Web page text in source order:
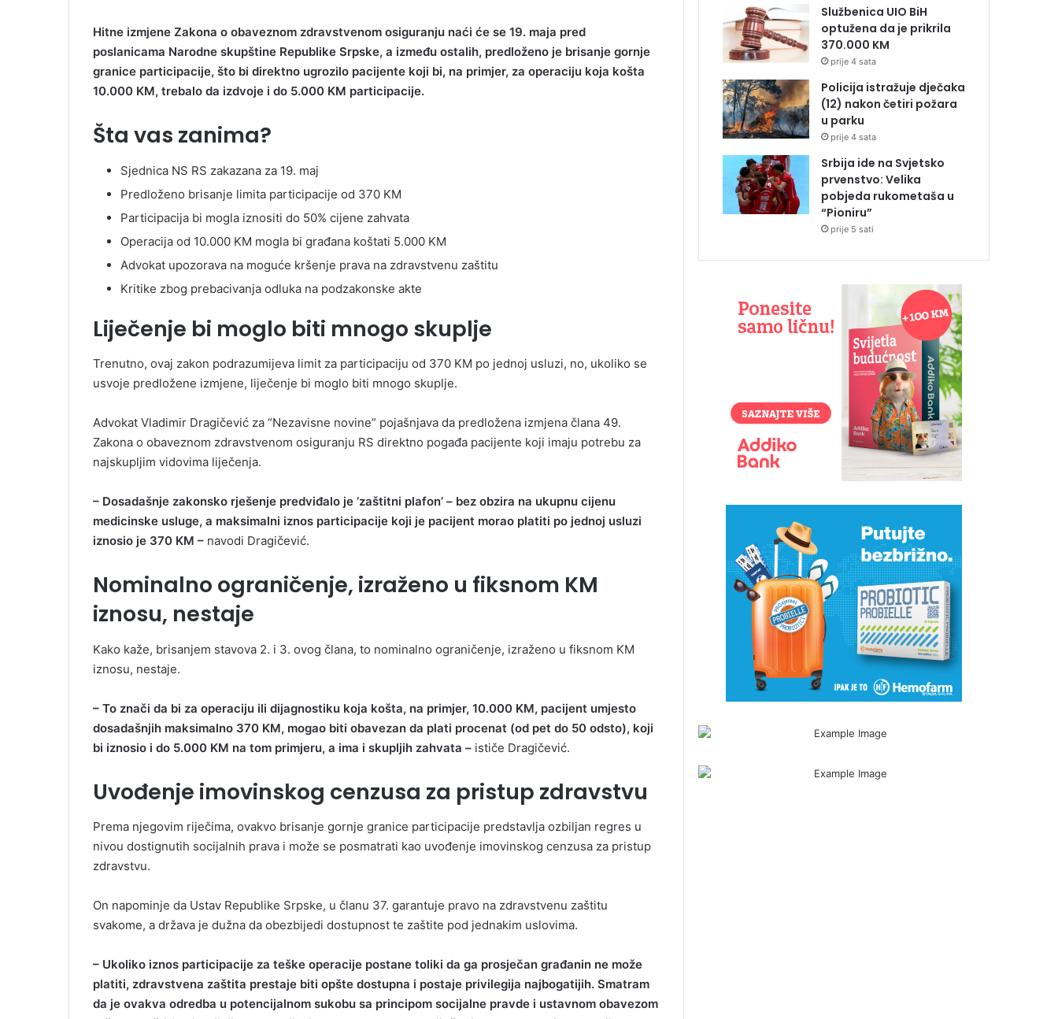
Hitne izmjene Zakona o obaveznom zdravstvenom osiguranju naći će se 19. maja pred
poslanicama Narodne skupštine Republike Srpske, a između ostalih, predloženo je brisanje gornje
granice participacije, što bi direktno ugrozilo pacijente koji bi, na primjer, za operaciju koja košta
10.000 KM, trebalo da izdvoje i do 5.000 KM participacije.
Šta vas zanima?
Sjednica NS RS zakazana za 19. maj
Predloženo brisanje limita participacije od 370 KM
Participacija bi mogla iznositi do 50% cijene zahvata
Operacija od 10.000 KM mogla bi građana koštati 5.000 KM
Advokat upozorava na moguće kršenje prava na zdravstvenu zaštitu
Kritike zbog prebacivanja odluka na podzakonske akte
Liječenje bi moglo biti mnogo skuplje
Trenutno, ovaj zakon podrazumijeva limit za participaciju od 370 KM po jednoj usluzi, no, ukoliko se
usvoje predložene izmjene, liječenje bi moglo biti mnogo skuplje.
Advokat Vladimir Dragičević za “Nezavisne novine” pojašnjava da predložena izmjena člana 49.
Zakona o obaveznom zdravstvenom osiguranju RS direktno pogađa pacijente koji imaju potrebu za
najskupljim vidovima liječenja.
– Dosadašnje zakonsko rješenje predviđalo je ‘zaštitni plafon’ – bez obzira na ukupnu cijenu
medicinske usluge, a maksimalni iznos participacije koji je pacijent morao platiti po jednoj usluzi
iznosio je 370 KM – navodi Dragičević.
Nominalno ograničenje, izraženo u fiksnom KM
iznosu, nestaje
Kako kaže, brisanjem stavova 2. i 3. ovog člana, to nominalno ograničenje, izraženo u fiksnom KM
iznosu, nestaje.
– To znači da bi za operaciju ili dijagnostiku koja košta, na primjer, 10.000 KM, pacijent umjesto
dosadašnjih maksimalno 370 KM, mogao biti obavezan da plati procenat (od pet do 50 odsto), koji
bi iznosio i do 5.000 KM na tom primjeru, a ima i skupljih zahvata – ističe Dragičević.
Uvođenje imovinskog cenzusa za pristup zdravstvu
Prema njegovim riječima, ovakvo brisanje gornje granice participacije predstavlja ozbiljan regres u
nivou dostignutih socijalnih prava i može se posmatrati kao uvođenje imovinskog cenzusa za pristup
zdravstvu.
On napominje da Ustav Republike Srpske, u članu 37. garantuje pravo na zdravstvenu zaštitu
svakome, a država je dužna da obezbijedi dostupnost te zaštite pod jednakim uslovima.
– Ukoliko iznos participacije za teške operacije postane toliki da ga prosječan građanin ne može
platiti, zdravstvena zaštita prestaje biti opšte dostupna i postaje privilegija najbogatijih. Smatram
da je ovakva odredba u potencijalnom sukobu sa principom socijalne pravde i ustavnom obavezom
Službenica UIO BiH
optužena da je prikrila
370.000 KM
prije 4 sata
Policija istražuje dječaka
(12) nakon četiri požara
u parku
prije 4 sata
Srbija ide na Svjetsko
prvenstvo: Velika
pobjeda rukometaša u
“Pioniru”
prije 5 sati